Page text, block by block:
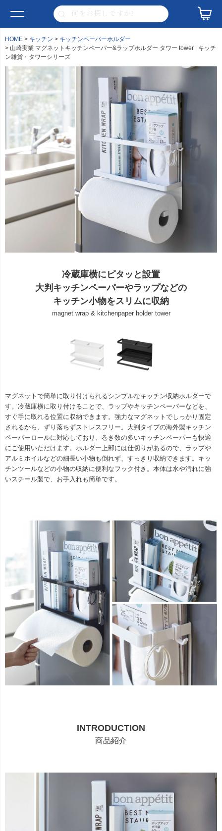
HOME キッチン
キッチンペーパーホルダー
山崎実業 マグネットキッチンペーパー&ラップホルダー タワー tower | キッチ
ン雑貨・タワーシリーズ
冷蔵庫横にピタッと設置
大判キッチンペーパーやラップなどの
キッチン小物をスリムに収納
magnet wrap & kitchenpaper holder tower
マグネットで簡単に取り付けられるシンプルなキッチン収納ホルダーで
す。冷蔵庫横に取り付けることで、ラップやキッチンペーパーなどを、
すぐ手に取れる位置に収納できます。強力なマグネットでしっかり固定
されるから、ずり落ちずストレスフリー。大判タイプの海外製キッチン
ペーパーロールに対応しており、巻き数の多いキッチンペーパーも快適
にご使用いただけます。ホルダー上部には仕切りがあるので、ラップや
アルミホイルなどの細長い小物も倒れず、すっきり収納できます。キッ
チンツールなどの小物の収納に便利なフック付き。本体は水や汚れに強
いスチール製で、お手入れも簡単です。
INTRODUCTION
商品紹介